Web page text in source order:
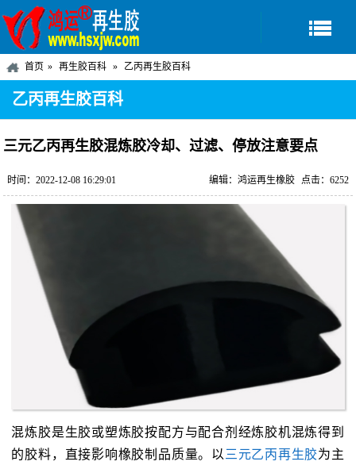
首页 再生胶百科 乙丙再生胶百科
乙丙再生胶百科
三元乙丙再生胶混炼胶冷却、过滤、停放注意要点
时间：2022-12-08 16:29:01 点击：6252
编辑：鸿运再生橡胶
混炼胶是生胶或塑炼胶按配方与配合剂经炼胶机混炼得到
的胶料，直接影响橡胶制品质量。以 三元乙丙再生胶为主